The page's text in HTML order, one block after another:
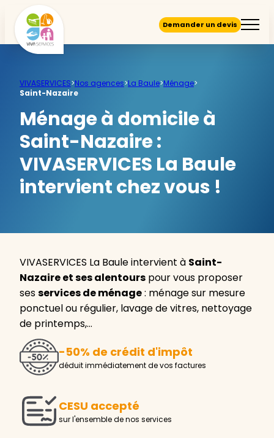
Demander un devis
VIVASERVICES>Nos agences>La Baule>Ménage>
Saint-Nazaire
Ménage à domicile à
Saint-Nazaire :
VIVASERVICES La Baule
intervient chez vous !
VIVASERVICES La Baule intervient à Saint-
Nazaire et ses alentours pour vous proposer
sesservices de ménage: ménage sur mesure
ponctuel ou régulier, lavage de vitres, nettoyage
de printemps,…
-50% de crédit d'impôt
déduit immédiatement de vos factures
CESU accepté
sur l'ensemble de nos services